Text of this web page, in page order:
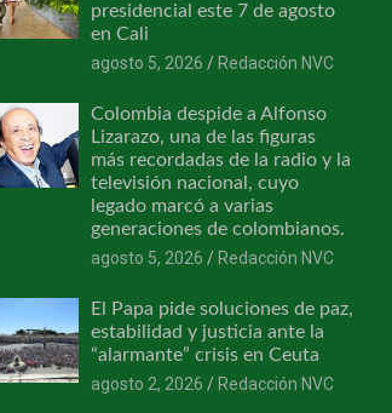
presidencial este 7 de agosto
en Cali
agosto 5, 2026
Redacción NVC
Colombia despide a Alfonso
Lizarazo, una de las figuras
más recordadas de la radio y la
televisión nacional, cuyo
legado marcó a varias
generaciones de colombianos.
agosto 5, 2026
Redacción NVC
El Papa pide soluciones de paz,
estabilidad y justicia ante la
“alarmante” crisis en Ceuta
agosto 2, 2026
Redacción NVC